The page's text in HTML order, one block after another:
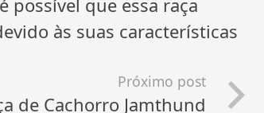
possível que essa raça
às suas características
Próximo post
de Cachorro Jamthund